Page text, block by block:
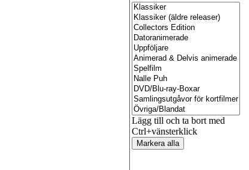
Lägg till och ta bort med
Ctrl+vänsterklick